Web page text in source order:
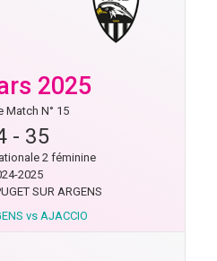
2025
Match N° 15
- 35
2 féminine
2025
SUR ARGENS
vs AJACCIO